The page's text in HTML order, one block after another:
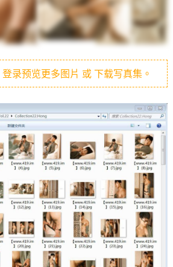
录预览更多图片 或 下载写真集。